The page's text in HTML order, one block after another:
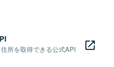
所を取得できる公式API